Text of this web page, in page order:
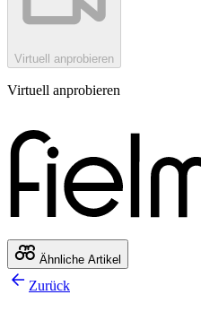
Virtuell anprobieren
Virtuell anprobieren
Ähnliche Artikel
Zurück